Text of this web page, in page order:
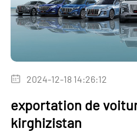
2024-12-18 14:26:12
exportation de
kirghizistan